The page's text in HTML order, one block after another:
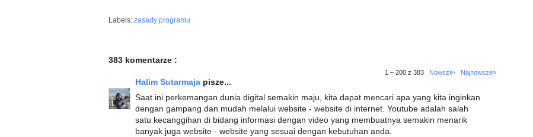
Labels: zasady programu
383 komentarze :
1 – 200 z 383 Nowsze› Najnowsze»
Halim Sutarmaja pisze...
Saat ini perkemangan dunia digital semakin maju, kita dapat mencari apa yang kita inginkan
dengan gampang dan mudah melalui website - website di internet. Youtube adalah salah
satu kecanggihan di bidang informasi dengan video yang membuatnya semakin menarik
banyak juga website - website yang sesuai dengan kebutuhan anda.